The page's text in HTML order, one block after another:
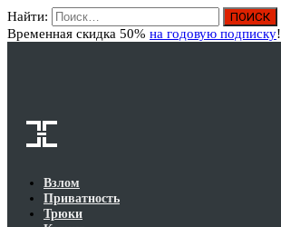
Найти:
Временная скидка 50% на годовую подписку!
Взлом
Приватность
Трюки